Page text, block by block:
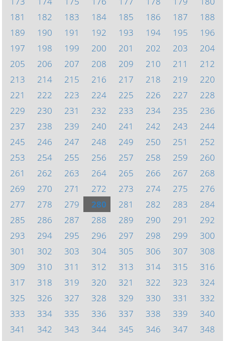
181
182 183 184 185 186 187
188
189
190 191 192 193 194 195
196
197
198 199 200 201 202 203
204
205
206 207 208 209 210 211
212
213
214 215 216 217 218 219
220
221
222 223 224 225 226 227
228
229
230 231 232 233 234 235
236
237
238 239 240 241 242 243
244
245
246 247 248 249 250 251
252
253
254 255 256 257 258 259
260
261
262 263 264 265 266 267
268
269
270 271 272 273 274 275
276
277
278 279 280 281 282 283
284
285
286 287 288 289 290 291
292
293
294 295 296 297 298 299
300
301
302 303 304 305 306 307
308
309
310 311 312 313 314 315
316
317
318 319 320 321 322 323
324
325
326 327 328 329 330 331
332
333
334 335 336 337 338 339
340
341
342 343 344 345 346 347
348